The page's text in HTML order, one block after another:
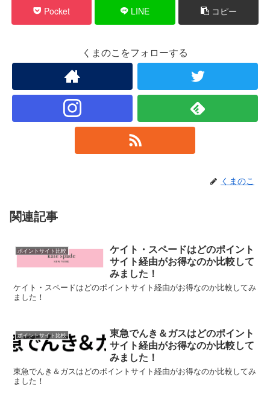
Pocket LINE コピー
くまのこをフォローする
くまのこ
関連記事
ポイントサイト比較
ケイト・スペードはどのポイント
サイト経由がお得なのか比較して
みました！
ケイト・スペードはどのポイントサイト経由がお得なのか比較してみ
ました！
ポイントサイト比較
東急でんき＆ガスはどのポイント
サイト経由がお得なのか比較して
みました！
東急でんき＆ガスはどのポイントサイト経由がお得なのか比較してみ
ました！